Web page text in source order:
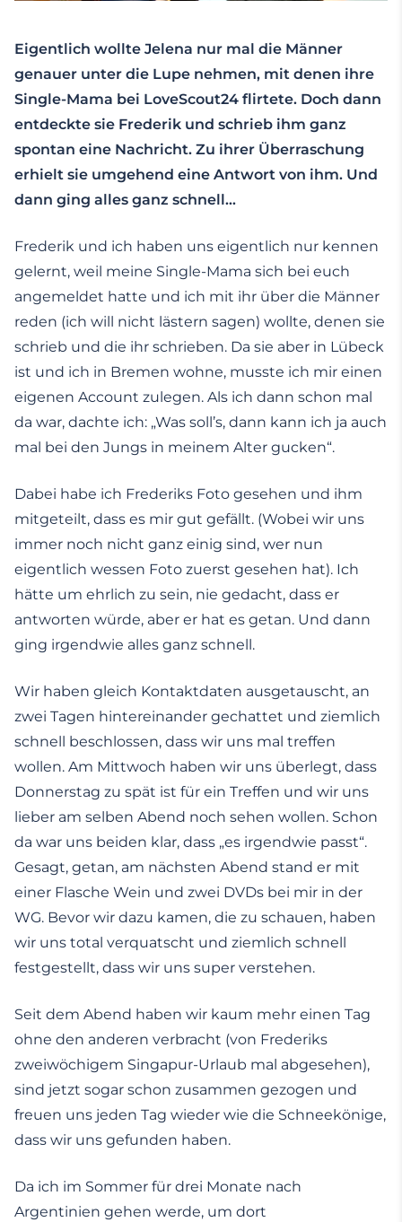
Eigentlich wollte Jelena nur mal die Männer
genauer unter die Lupe nehmen, mit denen ihre
Single-Mama bei LoveScout24 flirtete. Doch dann
entdeckte sie Frederik und schrieb ihm ganz
spontan eine Nachricht. Zu ihrer Überraschung
erhielt sie umgehend eine Antwort von ihm. Und
dann ging alles ganz schnell…
Frederik und ich haben uns eigentlich nur kennen
gelernt, weil meine Single-Mama sich bei euch
angemeldet hatte und ich mit ihr über die Männer
reden (ich will nicht lästern sagen) wollte, denen sie
schrieb und die ihr schrieben. Da sie aber in Lübeck
ist und ich in Bremen wohne, musste ich mir einen
eigenen Account zulegen. Als ich dann schon mal
da war, dachte ich: „Was soll’s, dann kann ich ja auch
mal bei den Jungs in meinem Alter gucken“.
Dabei habe ich Frederiks Foto gesehen und ihm
mitgeteilt, dass es mir gut gefällt. (Wobei wir uns
immer noch nicht ganz einig sind, wer nun
eigentlich wessen Foto zuerst gesehen hat). Ich
hätte um ehrlich zu sein, nie gedacht, dass er
antworten würde, aber er hat es getan. Und dann
ging irgendwie alles ganz schnell.
Wir haben gleich Kontaktdaten ausgetauscht, an
zwei Tagen hintereinander gechattet und ziemlich
schnell beschlossen, dass wir uns mal treffen
wollen. Am Mittwoch haben wir uns überlegt, dass
Donnerstag zu spät ist für ein Treffen und wir uns
lieber am selben Abend noch sehen wollen. Schon
da war uns beiden klar, dass „es irgendwie passt“.
Gesagt, getan, am nächsten Abend stand er mit
einer Flasche Wein und zwei DVDs bei mir in der
WG. Bevor wir dazu kamen, die zu schauen, haben
wir uns total verquatscht und ziemlich schnell
festgestellt, dass wir uns super verstehen.
Seit dem Abend haben wir kaum mehr einen Tag
ohne den anderen verbracht (von Frederiks
zweiwöchigem Singapur-Urlaub mal abgesehen),
sind jetzt sogar schon zusammen gezogen und
freuen uns jeden Tag wieder wie die Schneekönige,
dass wir uns gefunden haben.
Da ich im Sommer für drei Monate nach
Argentinien gehen werde, um dort